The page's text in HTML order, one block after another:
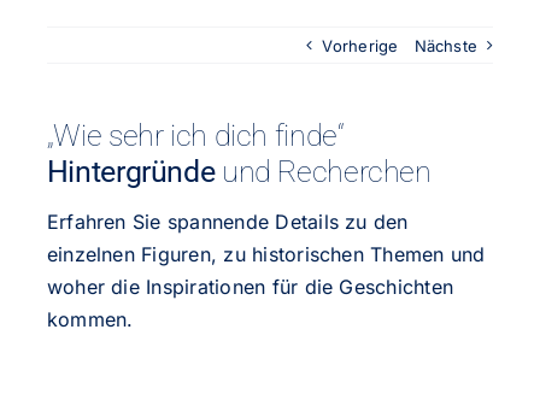
Vorherige Nächste
„Wie sehr ich dich finde“
Hintergründeund Recherchen
Erfahren Sie spannende Details zu den
einzelnen Figuren, zu historischen Themen und
woher die Inspirationen für die Geschichten
kommen.